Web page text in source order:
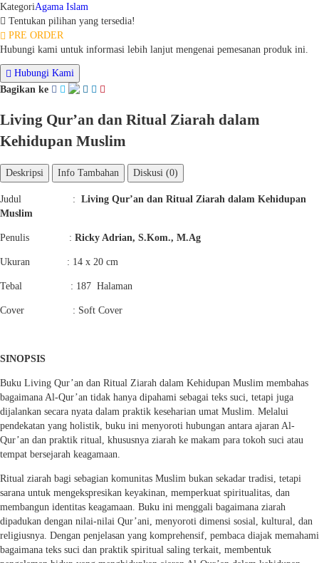
KategoriAgama Islam
Tentukan pilihan yang tersedia!
PRE ORDER
Hubungi kami untuk informasi lebih lanjut mengenai pemesanan produk ini.
Hubungi Kami
Bagikan ke
Living Qur’an dan Ritual Ziarah dalam
Kehidupan Muslim
Deskripsi Info Tambahan Diskusi (0)
Judul : Living Qur’an dan Ritual Ziarah dalam Kehidupan
Muslim
Penulis : Ricky Adrian, S.Kom., M.Ag
Ukuran : 14 x 20 cm
Tebal : 187 Halaman
Cover : Soft Cover
SINOPSIS
Buku Living Qur’an dan Ritual Ziarah dalam Kehidupan Muslim membahas
bagaimana Al-Qur’an tidak hanya dipahami sebagai teks suci, tetapi juga
dijalankan secara nyata dalam praktik keseharian umat Muslim. Melalui
pendekatan yang holistik, buku ini menyoroti hubungan antara ajaran Al-
Qur’an dan praktik ritual, khususnya ziarah ke makam para tokoh suci atau
tempat bersejarah keagamaan.
Ritual ziarah bagi sebagian komunitas Muslim bukan sekadar tradisi, tetapi
sarana untuk mengekspresikan keyakinan, memperkuat spiritualitas, dan
membangun identitas keagamaan. Buku ini menggali bagaimana ziarah
dipadukan dengan nilai-nilai Qur’ani, menyoroti dimensi sosial, kultural, dan
religiusnya. Dengan penjelasan yang komprehensif, pembaca diajak memahami
bagaimana teks suci dan praktik spiritual saling terkait, membentuk